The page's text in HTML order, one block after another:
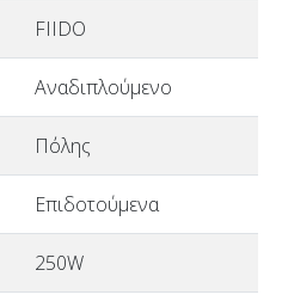
FIIDO
Αναδιπλούμενο
Πόλης
Επιδοτούμενα
250W